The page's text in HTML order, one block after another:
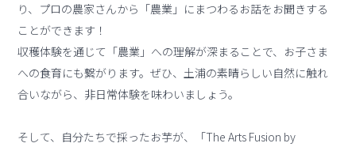
り、プロの農家さんから「農業」にまつわるお話をお聞きする
ことができます！
収穫体験を通じて「農業」への理解が深まることで、お子さま
への食育にも繋がります。ぜひ、土浦の素晴らしい自然に触れ
合いながら、非日常体験を味わいましょう。
そして、自分たちで採ったお芋が、「The Arts Fusion by